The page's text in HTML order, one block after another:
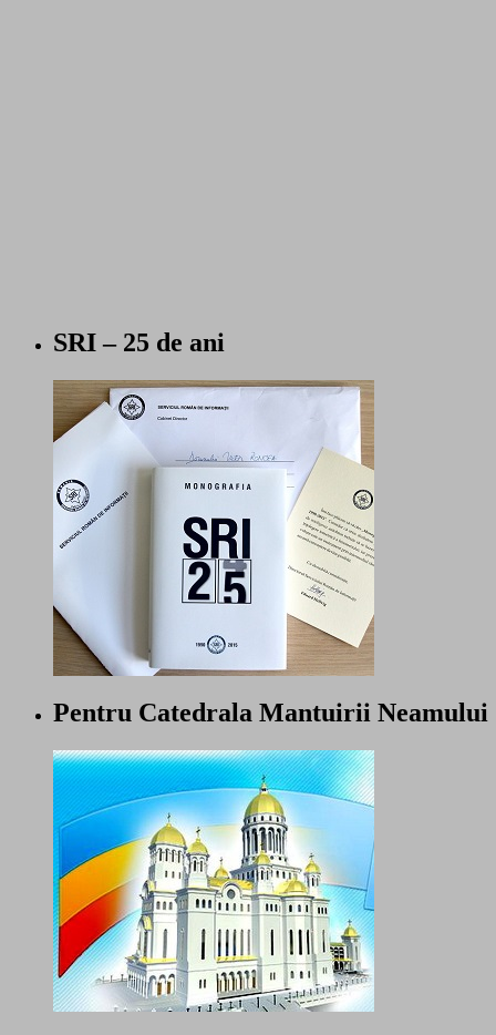
SRI – 25 de ani
Pentru Catedrala Mantuirii Neamului